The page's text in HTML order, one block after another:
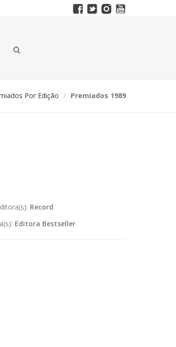
Por Edição Premiados 1989
Record
Editora Bestseller